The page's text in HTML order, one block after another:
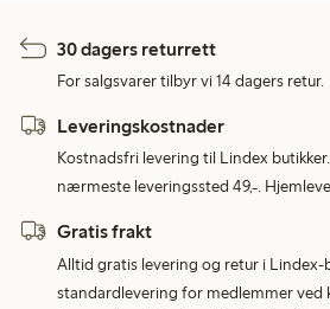
30 dagers returrett
For salgsvarer tilbyr vi 14 dagers retur.
Leveringskostnader
Kostnadsfri levering til Lindex
nærmeste leveringssted 49,-.
Gratis frakt
Alltid gratis levering og retur i Lindex-
standardlevering for medlemmer ved